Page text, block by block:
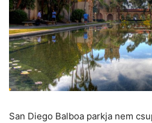
San Diego Balboa parkja nem